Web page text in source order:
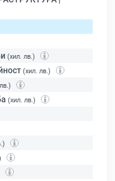
(хил. лв.)
(хил. лв.)
(хил. лв.)